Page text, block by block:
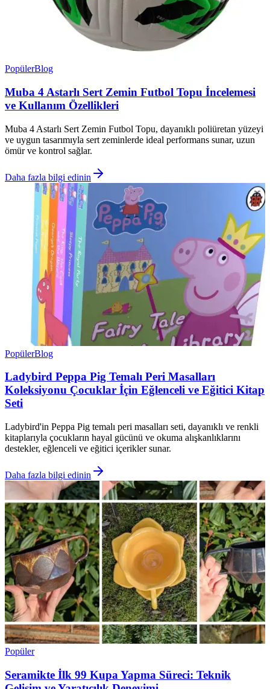
PopülerBlog
Muba 4 Astarlı Sert Zemin Futbol Topu İncelemesi
ve Kullanım Özellikleri
Muba 4 Astarlı Sert Zemin Futbol Topu, dayanıklı poliüretan yüzeyi
ve uygun tasarımıyla sert zeminlerde ideal performans sunar, uzun
ömür ve kontrol sağlar.
Daha fazla bilgi edinin
PopülerBlog
Ladybird Peppa Pig Temalı Peri Masalları
Koleksiyonu Çocuklar İçin Eğlenceli ve Eğitici Kitap
Seti
Ladybird'in Peppa Pig temalı peri masalları seti, dayanıklı ve renkli
kitaplarıyla çocukların hayal gücünü ve okuma alışkanlıklarını
destekler, eğlenceli ve eğitici içerikler sunar.
Daha fazla bilgi edinin
Popüler
Seramikte İlk 99 Kupa Yapma Süreci: Teknik